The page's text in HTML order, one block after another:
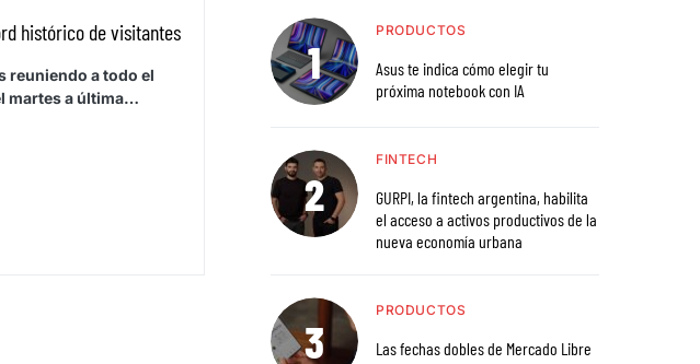
histórico de visitantes
reuniendo a todo el
martes a última…
PRODUCTOS
Asus te indica cómo elegir tu
próxima notebook con IA
FINTECH
GURPI, la fintech argentina, habilita
el acceso a activos productivos de la
nueva economía urbana
PRODUCTOS
Las fechas dobles de Mercado Libre